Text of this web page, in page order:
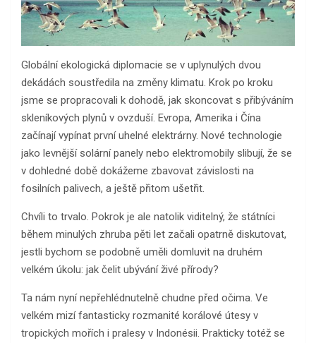
Globální ekologická diplomacie se v uplynulých dvou
dekádách soustředila na změny klimatu. Krok po kroku
jsme se propracovali k dohodě, jak skoncovat s přibýváním
skleníkových plynů v ovzduší. Evropa, Amerika i Čína
začínají vypínat první uhelné elektrárny. Nové technologie
jako levnější solární panely nebo elektromobily slibují, že se
v dohledné době dokážeme zbavovat závislosti na
fosilních palivech, a ještě přitom ušetřit.
Chvíli to trvalo. Pokrok je ale natolik viditelný, že státníci
během minulých zhruba pěti let začali opatrně diskutovat,
jestli bychom se podobně uměli domluvit na druhém
velkém úkolu: jak čelit ubývání živé přírody?
Ta nám nyní nepřehlédnutelně chudne před očima. Ve
velkém mizí fantasticky rozmanité korálové útesy v
tropických mořích i pralesy v Indonésii. Prakticky totéž se